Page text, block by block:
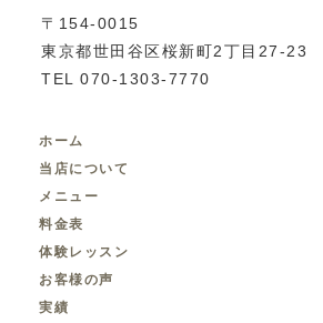
〒154-0015
東京都世田谷区桜新町2丁目27-23
TEL 070-1303-7770
ホーム
当店について
メニュー
料金表
体験レッスン
お客様の声
実績